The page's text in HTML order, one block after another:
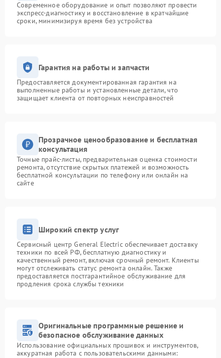
Современное оборудование и опыт позволяют провести
экспресс-диагностику и восстановление в кратчайшие
сроки, минимизируя время без устройства
Гарантия на работы и запчасти
Предоставляется документированная гарантия на
выполненные работы и установленные детали, что
защищает клиента от повторных неисправностей
Прозрачное ценообразование и бесплатная
консультация
Точные прайс-листы, предварительная оценка стоимости
ремонта, отсутствие скрытых платежей и возможность
бесплатной консультации по телефону или онлайн на
сайте
Широкий спектр услуг
Сервисный центр General Electric обеспечивает доставку
техники по всей РФ, бесплатную диагностику и
качественный ремонт, включая срочный ремонт. Клиенты
могут отслеживать статус ремонта онлайн. Также
предоставляется постгарантийное обслуживание для
продления срока службы техники
Оригинальные программные решение и
безопасное обслуживание данных
Использование официальных прошивок и инструментов,
аккуратная работа с пользовательскими данными: